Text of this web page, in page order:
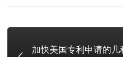
加快美国专利申请的